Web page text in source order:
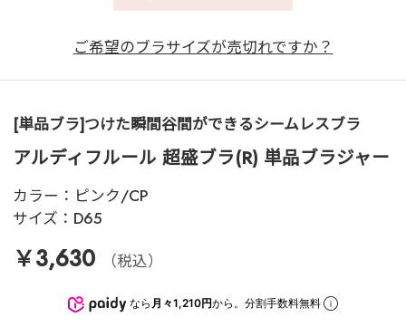
ご希望のブラサイズが売切れですか？
[単品ブラ]つけた瞬間谷間ができるシームレスブラ
アルディフルール 超盛ブラ(R) 単品ブラジャー
カラー： ピンク/CP
サイズ： D65
￥3,630 （税込）
なら 月々1,210円から。分割手数料無料